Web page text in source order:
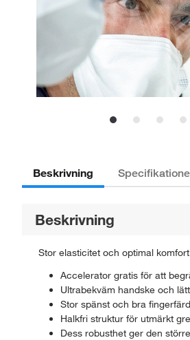
Beskrivning
Beskrivning
Stor elasticitet och optimal
Accelerator gratis för att
Ultrabekväm handske och
Stor spänst och bra
Halkfri struktur för utmärkt
Dess robusthet ger den